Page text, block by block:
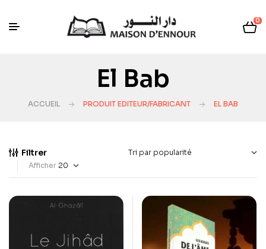
0
El Bab
ACCUEIL PRODUIT EDITEUR/FABRICANT EL BAB
Filtrer
Afficher